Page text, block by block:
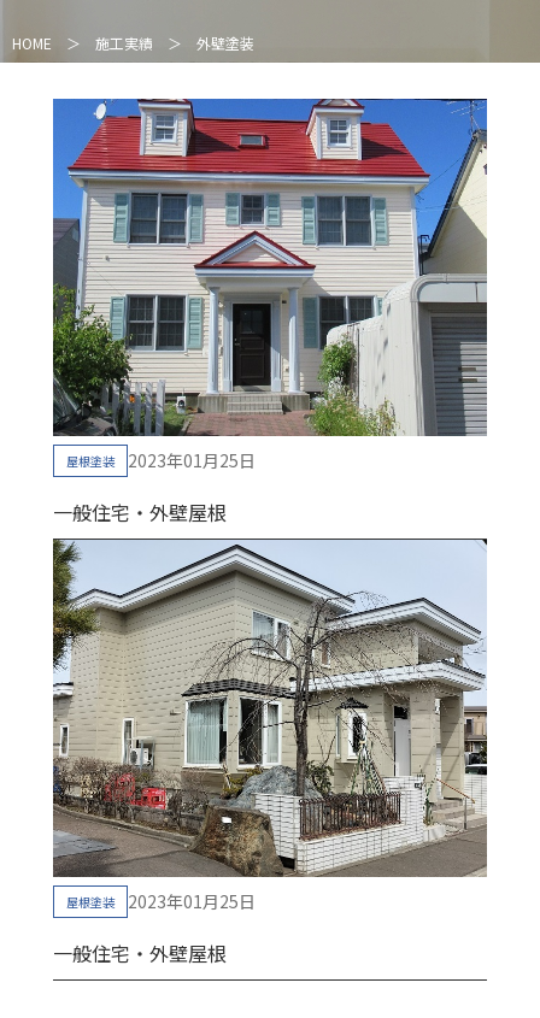
HOME ＞ 施工実績 ＞ 外壁塗装
屋根塗装 2023年01月25日
一般住宅・外壁屋根
屋根塗装 2023年01月25日
一般住宅・外壁屋根